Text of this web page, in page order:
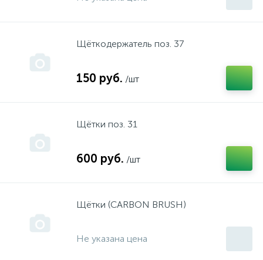
Щёткодержатель поз. 37
150 руб. /шт
Щётки поз. 31
600 руб. /шт
Щётки (CARBON BRUSH)
Не указана цена
инструмент "Хитачи"
инструмент "Штурм"
Масло